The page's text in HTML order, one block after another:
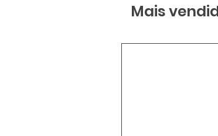
Mais